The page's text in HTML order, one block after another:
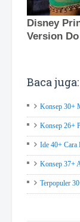
Baca juga:
Konsep 30+
Konsep 26+
Ide 40+ Cara
Konsep 37+
Terpopuler